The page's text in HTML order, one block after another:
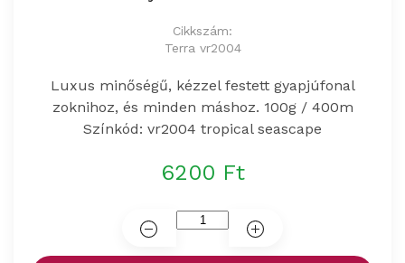
Cikkszám:
Terra vr2004
Luxus minőségű, kézzel festett gyapjúfonal
zoknihoz, és minden máshoz. 100g / 400m
Színkód: vr2004 tropical seascape
6200 Ft